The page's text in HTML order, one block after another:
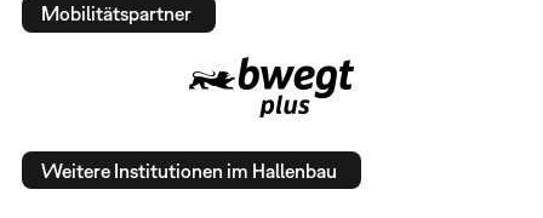
Mobilitätspartner
Weitere Institutionen im Hallenbau